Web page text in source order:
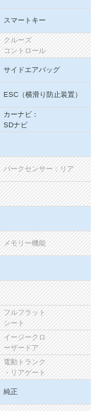
スマートキー
クルーズ
コントロール
サイドエアバッグ
ESC（横滑り防止装置）
カーナビ：
SDナビ
パークセンサー：リア
メモリー機能
フルフラット
シート
イージークロ
ーザードア
電動トランク
・リアゲート
純正